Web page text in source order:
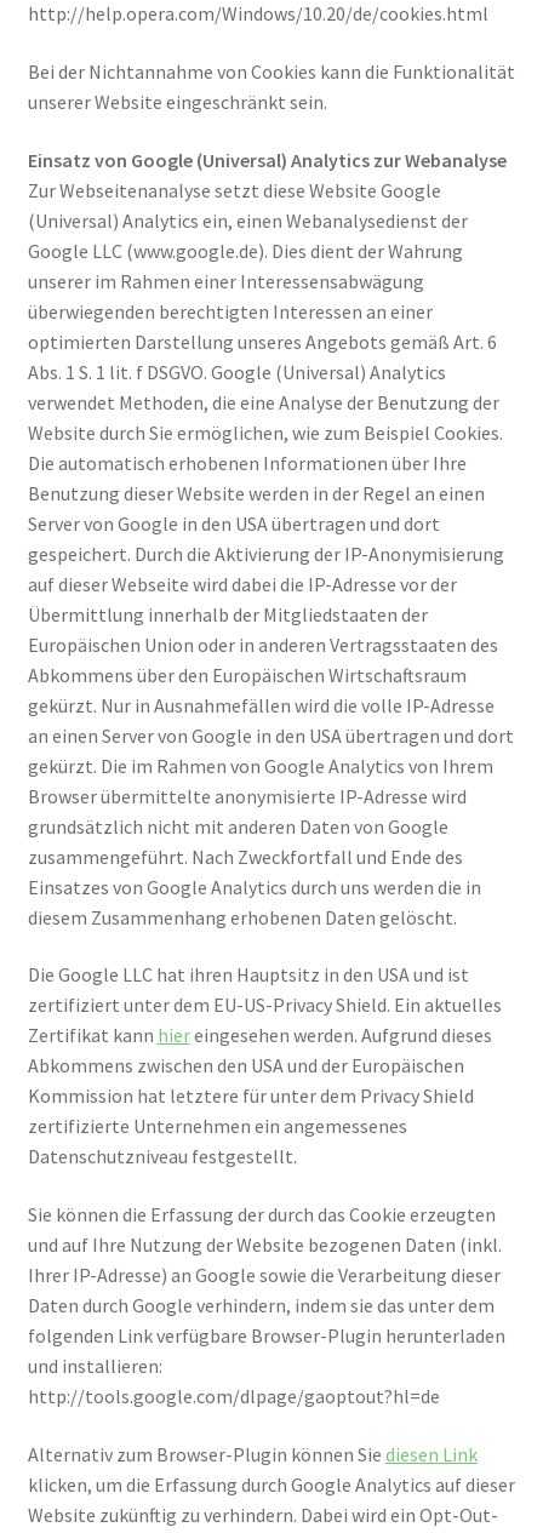
http://help.opera.com/Windows/10.20/de/cookies.html
Bei der Nichtannahme von Cookies kann die Funktionalität
unserer Website eingeschränkt sein.
Einsatz von Google (Universal) Analytics zur Webanalyse
Zur Webseitenanalyse setzt diese Website Google
(Universal) Analytics ein, einen Webanalysedienst der
Google LLC (www.google.de). Dies dient der Wahrung
unserer im Rahmen einer Interessensabwägung
überwiegenden berechtigten Interessen an einer
optimierten Darstellung unseres Angebots gemäß Art. 6
Abs. 1 S. 1 lit. f DSGVO. Google (Universal) Analytics
verwendet Methoden, die eine Analyse der Benutzung der
Website durch Sie ermöglichen, wie zum Beispiel Cookies.
Die automatisch erhobenen Informationen über Ihre
Benutzung dieser Website werden in der Regel an einen
Server von Google in den USA übertragen und dort
gespeichert. Durch die Aktivierung der IP-Anonymisierung
auf dieser Webseite wird dabei die IP-Adresse vor der
Übermittlung innerhalb der Mitgliedstaaten der
Europäischen Union oder in anderen Vertragsstaaten des
Abkommens über den Europäischen Wirtschaftsraum
gekürzt. Nur in Ausnahmefällen wird die volle IP-Adresse
an einen Server von Google in den USA übertragen und dort
gekürzt. Die im Rahmen von Google Analytics von Ihrem
Browser übermittelte anonymisierte IP-Adresse wird
grundsätzlich nicht mit anderen Daten von Google
zusammengeführt. Nach Zweckfortfall und Ende des
Einsatzes von Google Analytics durch uns werden die in
diesem Zusammenhang erhobenen Daten gelöscht.
Die Google LLC hat ihren Hauptsitz in den USA und ist
zertifiziert unter dem EU-US-Privacy Shield. Ein aktuelles
Zertifikat kann hiereingesehen werden. Aufgrund dieses
Abkommens zwischen den USA und der Europäischen
Kommission hat letztere für unter dem Privacy Shield
zertifizierte Unternehmen ein angemessenes
Datenschutzniveau festgestellt.
Sie können die Erfassung der durch das Cookie erzeugten
und auf Ihre Nutzung der Website bezogenen Daten (inkl.
Ihrer IP-Adresse) an Google sowie die Verarbeitung dieser
Daten durch Google verhindern, indem sie das unter dem
folgenden Link verfügbare Browser-Plugin herunterladen
und installieren:
http://tools.google.com/dlpage/gaoptout?hl=de
Alternativ zum Browser-Plugin können Sie diesen Link
klicken, um die Erfassung durch Google Analytics auf dieser
Website zukünftig zu verhindern. Dabei wird ein Opt-Out-